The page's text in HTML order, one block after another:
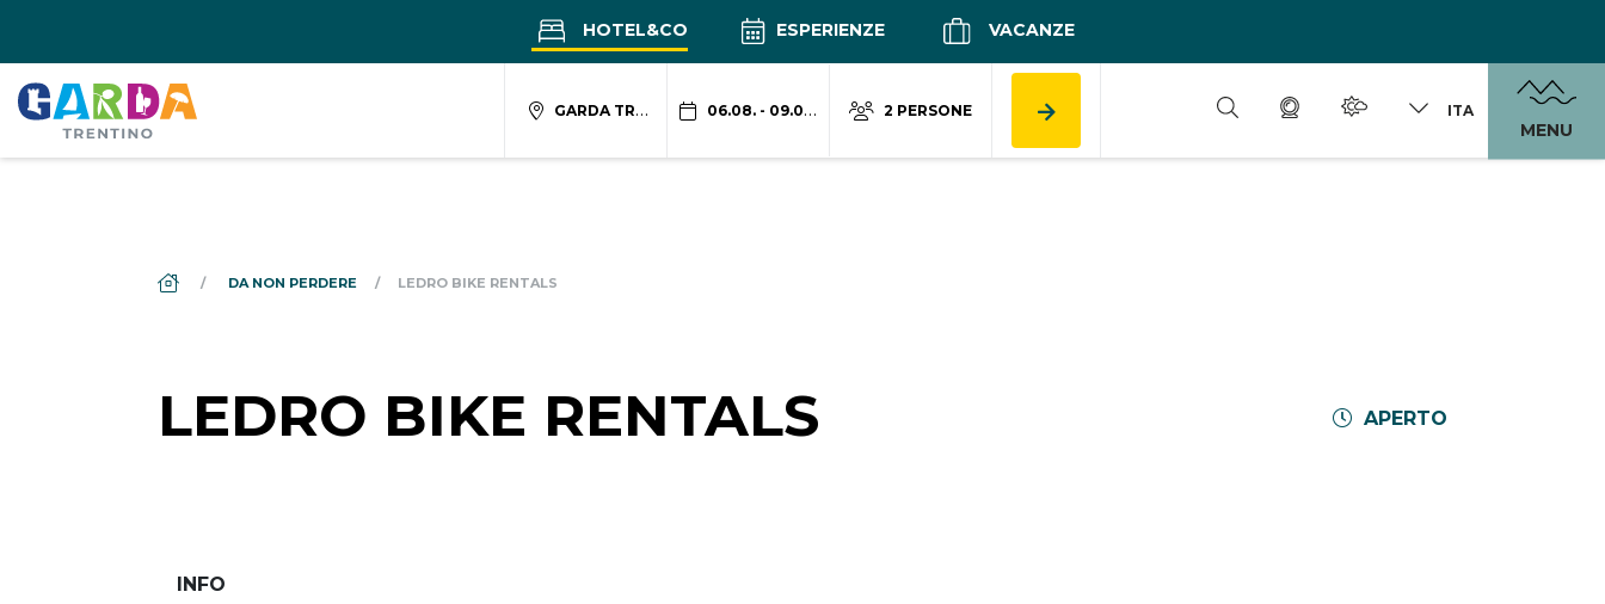
HOTEL&CO ESPERIENZE VACANZE
GARDA TRENTINO 06.08. - 09.08. 2 PERSONE ITA
MENU
DS_BREADCRUMB.HOME
DA NON PERDERE LEDRO BIKE RENTALS
LEDRO BIKE RENTALS APERTO
INFO